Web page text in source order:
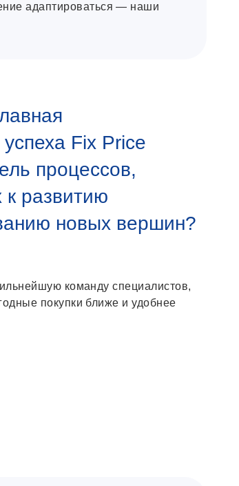
адаптироваться — наши
Fix Price
процессов,
к развитию
новых вершин?
команду специалистов,
покупки ближе и удобнее